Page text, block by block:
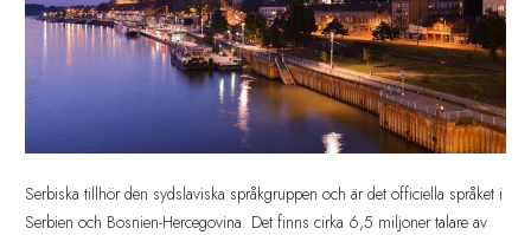
Serbiska tillhör den sydslaviska språkgruppen och är det officiella språket i
Serbien och Bosnien-Hercegovina. Det finns cirka 6,5 miljoner talare av